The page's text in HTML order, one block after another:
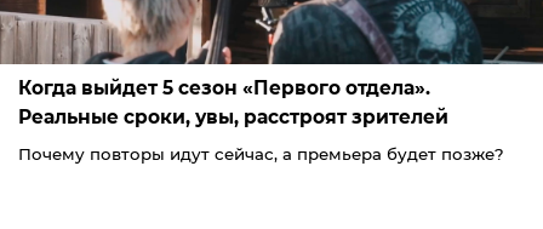
Когда выйдет 5 сезон «Первого отдела».
Реальные сроки, увы, расстроят зрителей
Почему повторы идут сейчас, а премьера будет позже?